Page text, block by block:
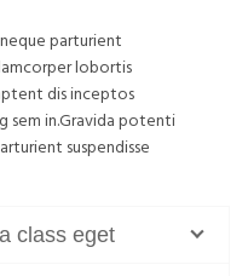
parturient
lobortis
dis inceptos
sem in.Gravida potenti
suspendisse
class eget